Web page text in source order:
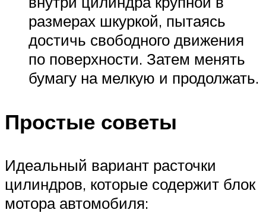
размерах шкуркой, пытаясь
достичь свободного движения
по поверхности. Затем менять
бумагу на мелкую и продолжать.
Простые советы
Идеальный вариант расточки
цилиндров, которые содержит блок
мотора автомобиля: